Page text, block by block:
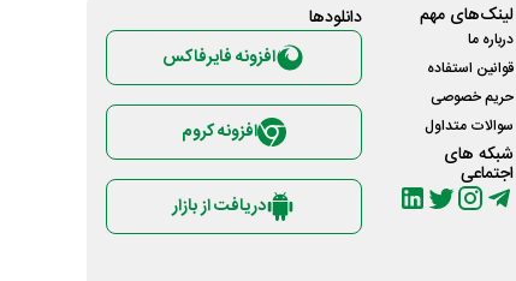
لینک‌های مهم
درباره ما
قوانین استفاده
حریم خصوصی
سوالات متداول
شبکه های
اجتماعی
دانلود‌ها
افزونه فایرفاکس
افزونه کروم
دریافت از بازار